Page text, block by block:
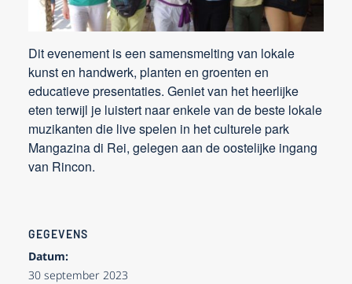
Dit evenement is een samensmelting van lokale
kunst en handwerk, planten en groenten en
educatieve presentaties. Geniet van het heerlijke
eten terwijl je luistert naar enkele van de beste lokale
muzikanten die live spelen in het culturele park
Mangazina di Rei, gelegen aan de oostelijke ingang
van Rincon.
GEGEVENS
Datum:
30 september 2023